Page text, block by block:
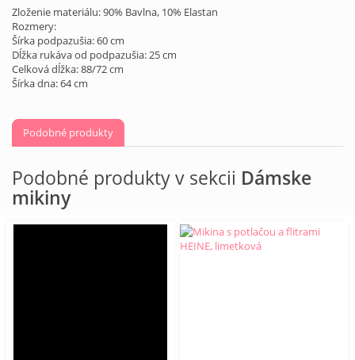
Zloženie materiálu: 90% Bavlna, 10% Elastan
Rozmery:
Šírka podpazušia: 60 cm
Dĺžka rukáva od podpazušia: 25 cm
Celková dĺžka: 88/72 cm
Šírka dna: 64 cm
Podobné produkty
Podobné produkty v sekcii Dámske
mikiny